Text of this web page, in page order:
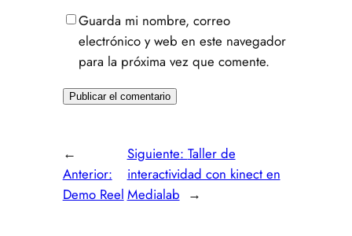
Guarda mi nombre, correo
electrónico y web en este navegador
para la próxima vez que comente.
←
Anterior:
Demo Reel
Siguiente: Taller de
interactividad con kinect en
Medialab →